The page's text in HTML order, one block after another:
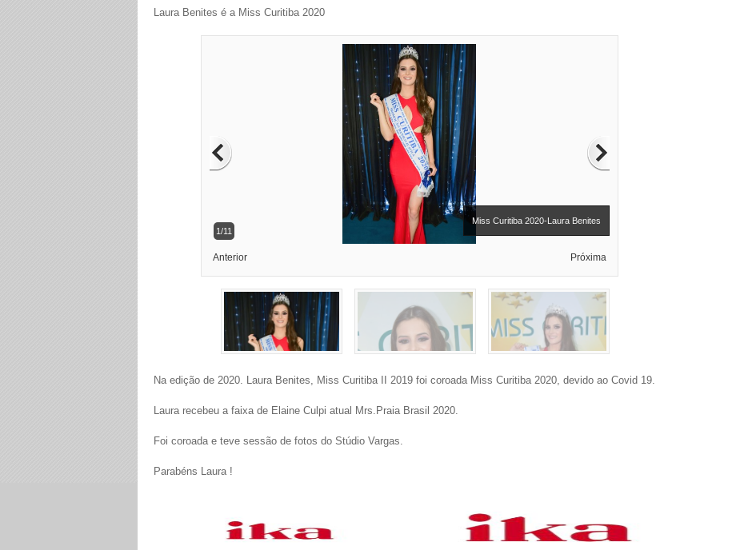
Laura Benites é a Miss Curitiba 2020
1/11
Miss Curitiba 2020-Laura Benites
Anterior Próxima
Na edição de 2020. Laura Benites, Miss Curitiba II 2019 foi coroada Miss Curitiba 2020, devido ao Covid 19.
Laura recebeu a faixa de Elaine Culpi atual Mrs.Praia Brasil 2020.
Foi coroada e teve sessão de fotos do Stúdio Vargas.
Parabéns Laura !